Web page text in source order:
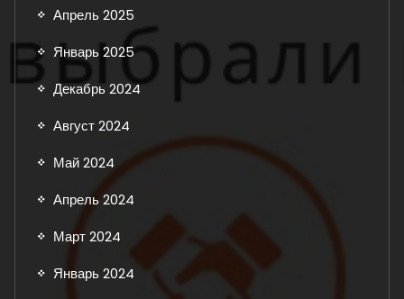
Апрель 2025
Январь 2025
Декабрь 2024
Август 2024
Май 2024
Апрель 2024
Март 2024
Январь 2024